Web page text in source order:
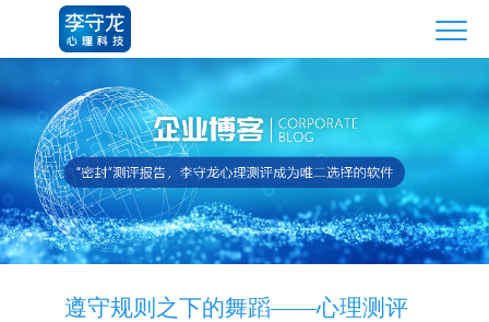
遵守规则之下的舞蹈——心理测评